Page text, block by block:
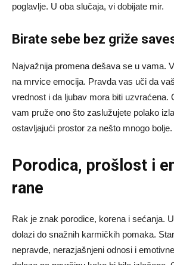
poglavlje. U oba slučaja, vi dobijate mir.
Birate sebe bez griže
Najvažnija promena dešava se u vama.
na mrvice emocija. Pravda vas uči da
vrednost i da ljubav mora biti uzvraćena.
vam pruže ono što zaslužujete polako
ostavljajući prostor za nešto mnogo bolje.
Porodica, prošlost i
rane
Rak je znak porodice, korena i sećanja.
dolazi do snažnih karmičkih pomaka.
nepravde, nerazjašnjeni odnosi i